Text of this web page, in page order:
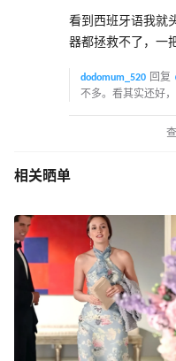
看到西班牙语我就
器都拯救不了，一
dodomum_520 回复
不多。看其实还好
相关晒单